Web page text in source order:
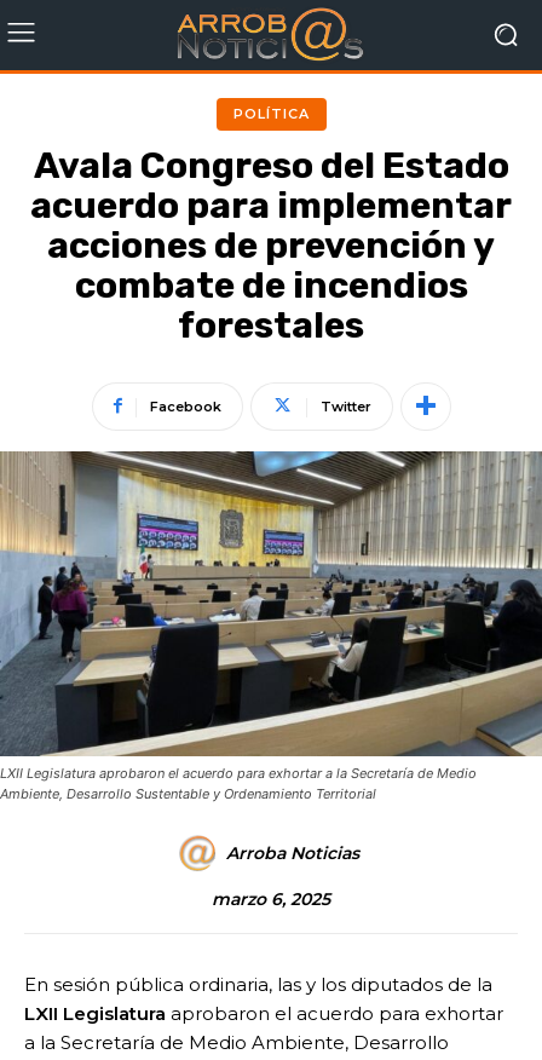
POLÍTICA
Avala Congreso del Estado
acuerdo para implementar
acciones de prevención y
combate de incendios
forestales
Facebook Twitter
LXII Legislatura aprobaron el acuerdo para exhortar a la Secretaría de Medio
Ambiente, Desarrollo Sustentable y Ordenamiento Territorial
Arroba Noticias
marzo 6, 2025
En sesión pública ordinaria, las y los diputados de la
LXII Legislatura aprobaron el acuerdo para exhortar
a la Secretaría de Medio Ambiente, Desarrollo